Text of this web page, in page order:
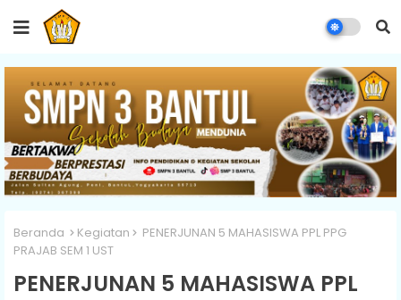
Beranda Kegiatan
PENERJUNAN 5 MAHASISWA PPL PPG
PRAJAB SEM 1 UST
PENERJUNAN 5 MAHASISWA PPL